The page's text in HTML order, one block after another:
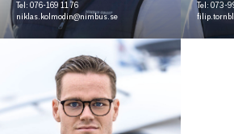
Tel: 076-169 11 76
niklas.kolmodin@nimbus.se
Tel: 073-